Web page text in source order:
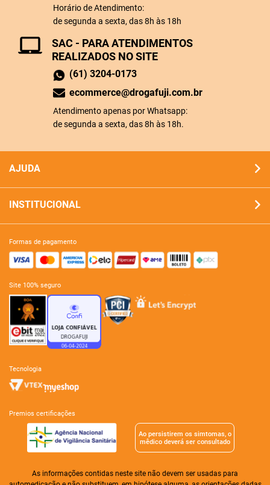
SAC - PARA ATENDIMENTOS
REALIZADOS NO SITE
(61) 3204-0173
ecommerce@drogafuji.com.br
Atendimento apenas por Whatsapp:
de segunda a sexta, das 8h às 18h.
Horário de Atendimento:
de segunda a sexta, das 8h às 18h
AJUDA
INSTITUCIONAL
formas de pagamento
site 100% seguro
tecnologia
premios certificações
Ao persistirem os simtomas, o
mêdico deverá ser consultado
As informações contidas neste site não devem ser usadas para